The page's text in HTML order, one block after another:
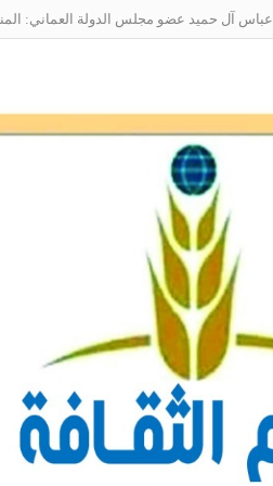
عباس آل حميد عضو مجلس الدولة العماني: